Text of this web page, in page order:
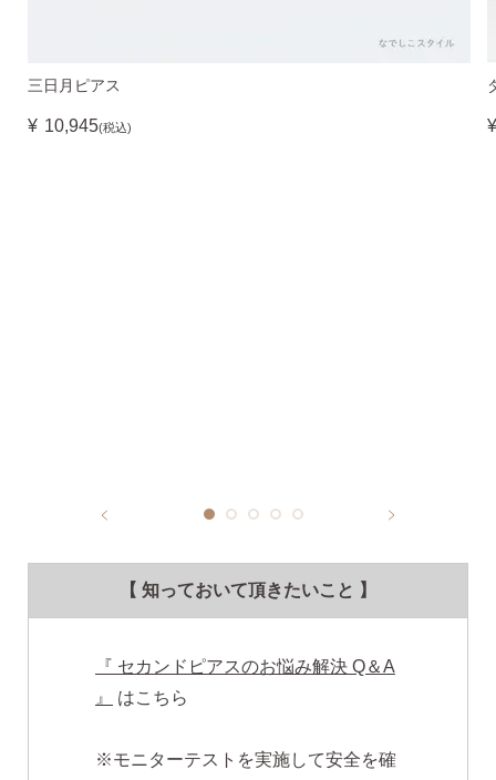
三日月ピアス
¥ 10,945(税込) ¥
【 知っておいて頂きたいこと 】
『 セカンドピアスのお悩み解決 Q＆A
』
はこちら
※モニターテストを実施して安全を確